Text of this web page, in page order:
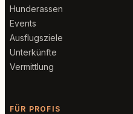
Hunderassen
Events
Ausflugsziele
Unterkünfte
Vermittlung
FÜR PROFIS